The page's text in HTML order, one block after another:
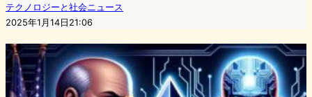
テクノロジーと社会ニュース
2025年1月14日21:06